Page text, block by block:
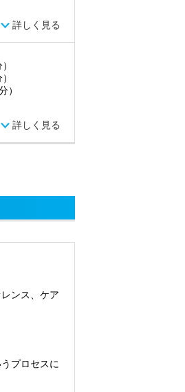
詳しく見る
）
詳しく見る
ンス、ケア
プロセスに